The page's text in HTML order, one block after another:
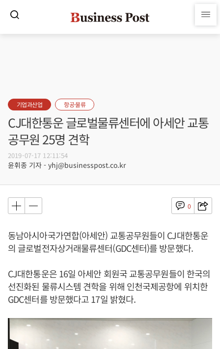
기업과산업 항공·물류
CJ대한통운 글로벌물류센터에 아세안 교통
공무원 25명 견학
2019-07-17 12:11:54
윤휘종 기자 - yhj@businesspost.co.kr
0
동남아시아국가연합(아세안) 교통공무원들이 CJ대한통운
의 글로벌전자상거래물류센터(GDC센터)를 방문했다.
CJ대한통운은 16일 아세안 회원국 교통공무원들이 한국의
선진화된 물류시스템 견학을 위해 인천국제공항에 위치한
GDC센터를 방문했다고 17일 밝혔다.